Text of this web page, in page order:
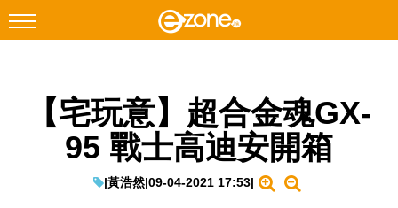
Facebook Instagram
【宅玩意】超合金魂GX-
95 戰士高迪安開箱
|黃浩然|09-04-2021 17:53|